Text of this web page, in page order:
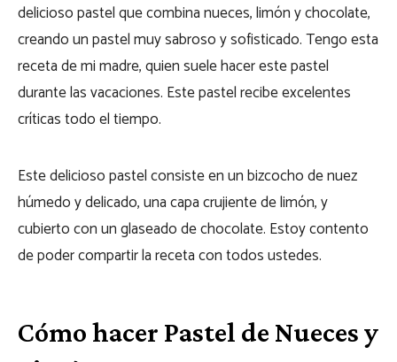
delicioso pastel que combina nueces, limón y chocolate,
creando un pastel muy sabroso y sofisticado. Tengo esta
receta de mi madre, quien suele hacer este pastel
durante las vacaciones. Este pastel recibe excelentes
críticas todo el tiempo.
Este delicioso pastel consiste en un bizcocho de nuez
húmedo y delicado, una capa crujiente de limón, y
cubierto con un glaseado de chocolate. Estoy contento
de poder compartir la receta con todos ustedes.
Cómo hacer Pastel de Nueces y